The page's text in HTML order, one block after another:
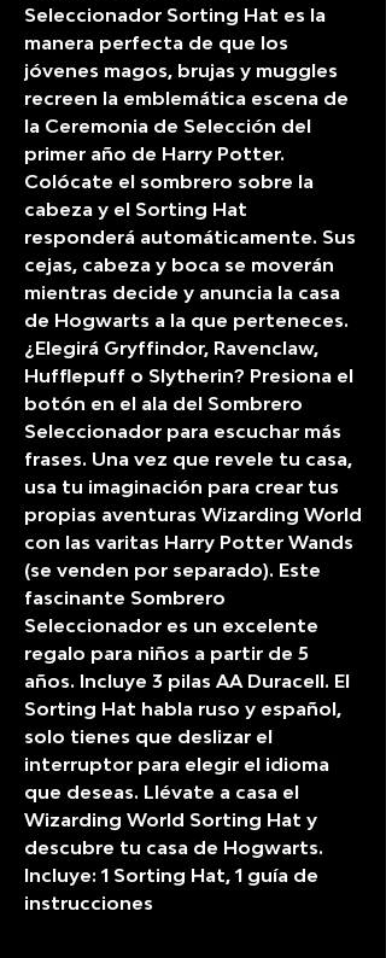
Seleccionador Sorting Hat es la
manera perfecta de que los
jóvenes magos, brujas y muggles
recreen la emblemática escena de
la Ceremonia de Selección del
primer año de Harry Potter.
Colócate el sombrero sobre la
cabeza y el Sorting Hat
responderá automáticamente. Sus
cejas, cabeza y boca se moverán
mientras decide y anuncia la casa
de Hogwarts a la que perteneces.
¿Elegirá Gryffindor, Ravenclaw,
Hufflepuff o Slytherin? Presiona el
botón en el ala del Sombrero
Seleccionador para escuchar más
frases. Una vez que revele tu casa,
usa tu imaginación para crear tus
propias aventuras Wizarding World
con las varitas Harry Potter Wands
(se venden por separado). Este
fascinante Sombrero
Seleccionador es un excelente
regalo para niños a partir de 5
años. Incluye 3 pilas AA Duracell. El
Sorting Hat habla ruso y español,
solo tienes que deslizar el
interruptor para elegir el idioma
que deseas. Llévate a casa el
Wizarding World Sorting Hat y
descubre tu casa de Hogwarts.
Incluye: 1 Sorting Hat, 1 guía de
instrucciones